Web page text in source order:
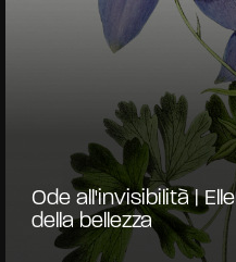
Ode all'invisibilità |
della bellezza